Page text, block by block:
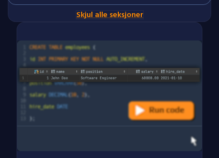
Skjul alle seksjoner